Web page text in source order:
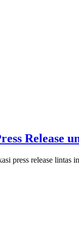
Release
press release